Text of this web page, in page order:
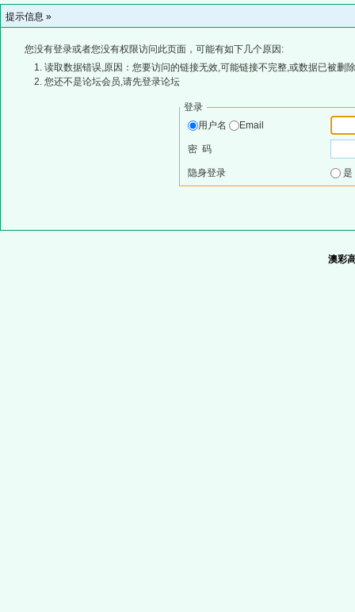
提示信息 »
您没有登录或者您没有权限访问此页面，可能有如下几个原因:
读取数据错误,原因：您要访问的链接无效,可能链接不完整,或数据已被删
您还不是论坛会员,请先登录论坛
登录
用户名
Email
密 码
隐身登录
澳彩